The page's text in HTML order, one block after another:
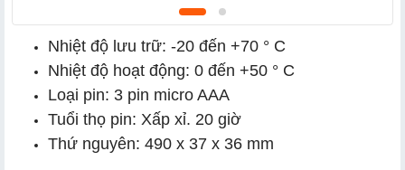
Nhiệt độ lưu trữ: -20 đến +70 ° C
Nhiệt độ hoạt động: 0 đến +50 ° C
Loại pin: 3 pin micro AAA
Tuổi thọ pin: Xấp xỉ. 20 giờ
Thứ nguyên: 490 x 37 x 36 mm